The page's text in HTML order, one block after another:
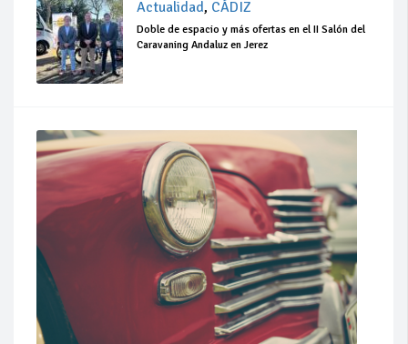
Actualidad, CÁDIZ
Doble de espacio y más ofertas en el II Salón del
Caravaning Andaluz en Jerez